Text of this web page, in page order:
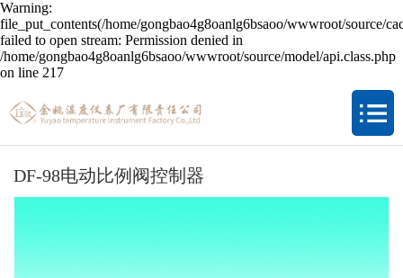
Warning:
file_put_contents(/home/gongbao4g8oanlg6bsaoo/wwwroot/source/
failed to open stream: Permission denied in
/home/gongbao4g8oanlg6bsaoo/wwwroot/source/model/api.class.php
on line 217
DF-98电动比例阀控制器